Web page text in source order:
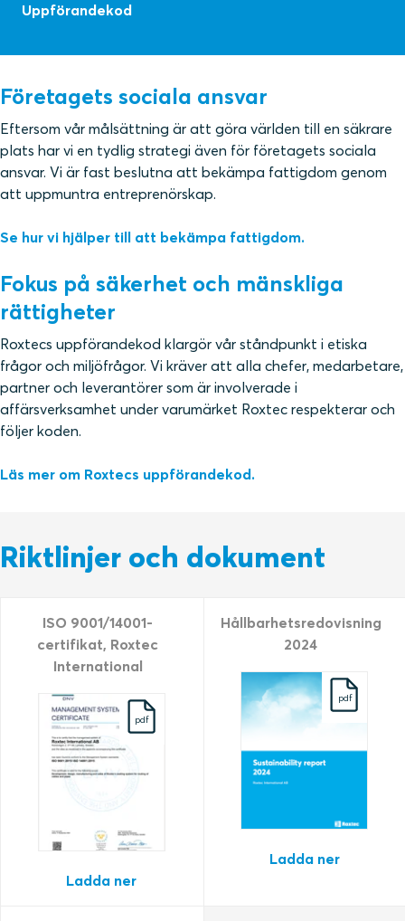
Uppförandekod
Företagets sociala ansvar
Eftersom vår målsättning är att göra världen till en säkrare
plats har vi en tydlig strategi även för företagets sociala
ansvar. Vi är fast beslutna att bekämpa fattigdom genom
att uppmuntra entreprenörskap.
Se hur vi hjälper till att bekämpa fattigdom.
Fokus på säkerhet och mänskliga
rättigheter
Roxtecs uppförandekod klargör vår ståndpunkt i etiska
frågor och miljöfrågor. Vi kräver att alla chefer, medarbetare,
partner och leverantörer som är involverade i
affärsverksamhet under varumärket Roxtec respekterar och
följer koden.
Läs mer om Roxtecs uppförandekod.
Riktlinjer och dokument
ISO 9001/14001-
certifikat, Roxtec
International
pdf
Ladda ner
Hållbarhetsredovisning
2024
pdf
Ladda ner